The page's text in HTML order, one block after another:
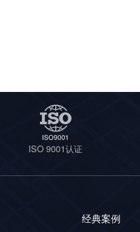
ISO 9001认证
经典案例